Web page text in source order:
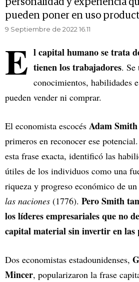
personalidad y experiencia
pueden poner en uso
9 Septiembre de 2022 16.11
E l capital humano se trata
tienen los trabajadores. Se
conocimientos, habilidades
pueden vender ni comprar.
El economista escocés Adam Smith
primeros en reconocer ese
esta frase exacta, identificó las
útiles de los individuos como una
riqueza y progreso económico de
las naciones (1776). Pero Smith
los líderes empresariales que no
capital material sin invertir en las
Dos economistas estadounidenses,
Mincer, popularizaron la frase